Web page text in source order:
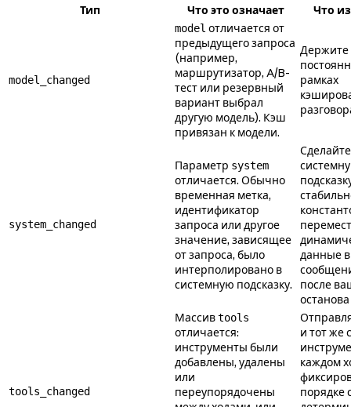
Тип
Что это означает Что
model_changed
model отличается от
предыдущего запроса
(например,
маршрутизатор, A/B-
тест или резервный
вариант выбрал
другую модель). Кэш
привязан к модели.
Держите
рамках
system_changed
Параметр system
отличается. Обычно
временная метка,
идентификатор
запроса или другое
значение, зависящее
от запроса, было
интерполировано в
системную подсказку.
Сделайте
данные
после
tools_changed
Массивtools
отличается:
инструменты были
добавлены, удалены
или
переупорядочены
и тот же
каждом
порядке